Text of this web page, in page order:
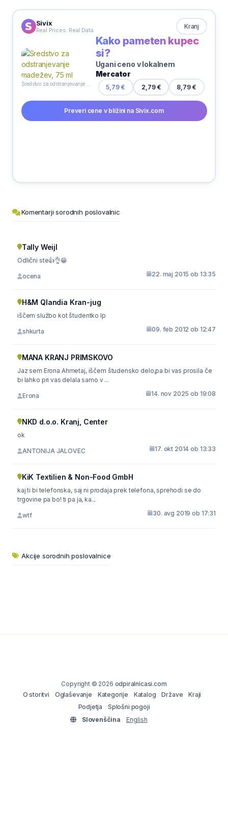
Sivix
Real Prices. Real Data Kranj
Kako pameten kupec
si?
Ugani ceno v lokalnem
Mercator
5,79 € 2,79 € 8,79 €
Preveri cene v bližini na Sivix.com
Komentarji sorodnih poslovalnic
Tally Weijl
Odlični ste👍👌😁
ocena 22. maj 2015 ob 13:35
H&M Qlandia Kran-jug
iščem službo kot študentko lp
shkurta 09. feb 2012 ob 12:47
MANA KRANJ PRIMSKOVO
Jaz sem Erona Ahmetaj, iščem študensko delo,pa bi vas prosila če
bi lahko pri vas delala samo v ...
Erona 14. nov 2025 ob 19:08
NKD d.o.o. Kranj, Center
ok
ANTONIJA JALOVEC 17. okt 2014 ob 13:33
KiK Textilien & Non-Food GmbH
kaj ti bi telefonska, saj ni prodaja prek telefona, sprehodi se do
trgovine pa bo! ti pa ja, ka...
wtf 30. avg 2019 ob 17:31
Akcije sorodnih poslovalnice
Copyright © 2026 odpiralnicasi.com
O storitvi
Oglaševanje Kategorije Katalog Države
Kraji
Podjetja
Splošni pogoji
Slovenščina
English